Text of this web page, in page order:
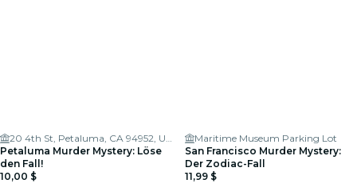
20 4th St, Petaluma, CA 94952, USA
Petaluma Murder Mystery: Löse
den Fall!
10,00 $
Maritime Museum Parking Lot
San Francisco Murder Mystery:
Der Zodiac-Fall
11,99 $